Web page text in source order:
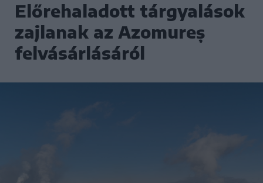
Előrehaladott tárgyalások
zajlanak az Azomureș
felvásárlásáról